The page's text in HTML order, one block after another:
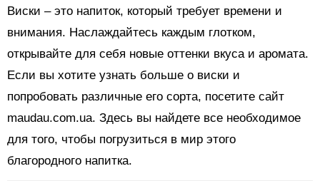
Виски – это напиток, который требует времени и
внимания. Наслаждайтесь каждым глотком,
открывайте для себя новые оттенки вкуса и аромата.
Если вы хотите узнать больше о виски и
попробовать различные его сорта, посетите сайт
maudau.com.ua. Здесь вы найдете все необходимое
для того, чтобы погрузиться в мир этого
благородного напитка.